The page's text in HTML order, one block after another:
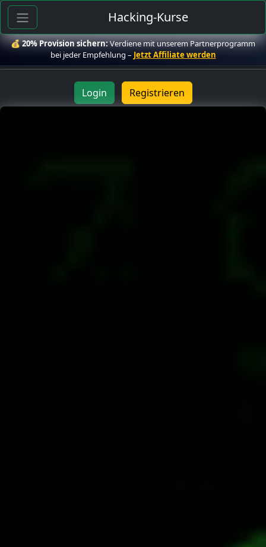
Hacking-Kurse
💰20% Provision sichern:Verdiene mit unserem Partnerprogramm
bei jeder Empfehlung – Jetzt Affiliate werden
Login Registrieren